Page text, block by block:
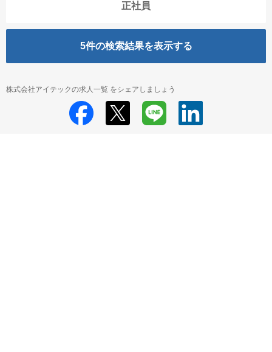
正社員
5件の検索結果を表示する
株式会社アイテックの求人一覧 をシェアしましょう